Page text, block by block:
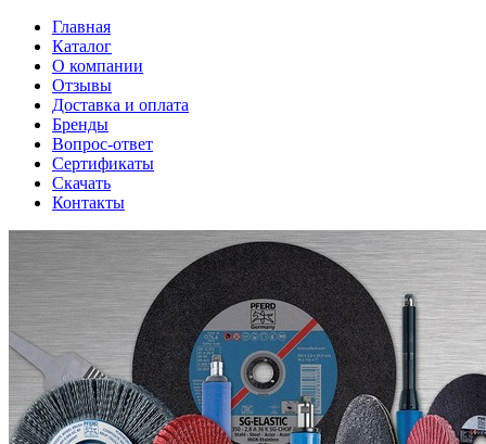
Главная
Каталог
О компании
Отзывы
Доставка и оплата
Бренды
Вопрос-ответ
Сертификаты
Скачать
Контакты